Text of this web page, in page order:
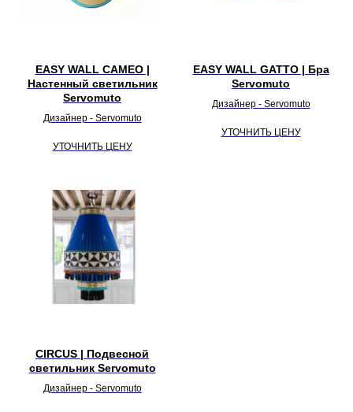
EASY WALL CAMEO |
Настенный светильник
Servomuto
Дизайнер - Servomuto
УТОЧНИТЬ ЦЕНУ
EASY WALL GATTO | Бра
Servomuto
Дизайнер - Servomuto
УТОЧНИТЬ ЦЕНУ
CIRCUS | Подвесной
светильник Servomuto
Дизайнер - Servomuto